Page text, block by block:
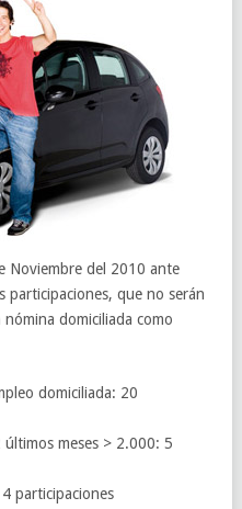
Noviembre del 2010 ante
participaciones, que no serán
domiciliada como
domiciliada: 20
meses > 2.000: 5
participaciones